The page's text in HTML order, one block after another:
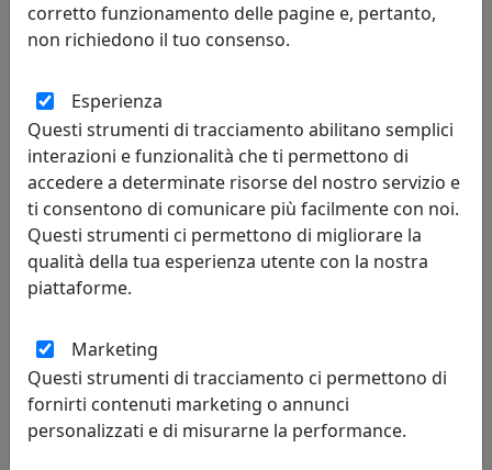
APPLIQUE D.030 COLLEZIONE COUNTRY C1440 BORDEAUX
Ferroluce
396,00 €
corretto funzionamento delle pagine e, pertanto,
non richiedono il tuo consenso.
Esperienza
Questi strumenti di tracciamento abilitano semplici
interazioni e funzionalità che ti permettono di
accedere a determinate risorse del nostro servizio e
ti consentono di comunicare più facilmente con noi.
Questi strumenti ci permettono di migliorare la
qualità della tua esperienza utente con la nostra
piattaforme.
Marketing
Questi strumenti di tracciamento ci permettono di
fornirti contenuti marketing o annunci
personalizzati e di misurarne la performance.